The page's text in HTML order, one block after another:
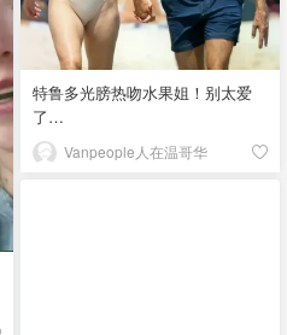
特鲁多光膀热吻水果姐！别太爱
了…
Vanpeople人在温哥华